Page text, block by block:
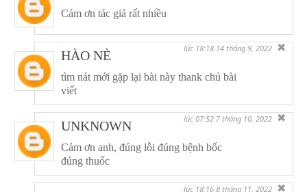
Cám ơn tác giả rất nhiều
HÀO NÈ lúc 18:18 14 tháng 9, 2022 ✖
tìm nát mới gặp lại bài này thank chủ bài
viết
UNKNOWN lúc 07:52 7 tháng 10, 2022 ✖
Cảm ơn anh, đúng lỗi đúng bệnh bốc
đúng thuốc
lúc 18:16 8 tháng 11, 2022 ✖